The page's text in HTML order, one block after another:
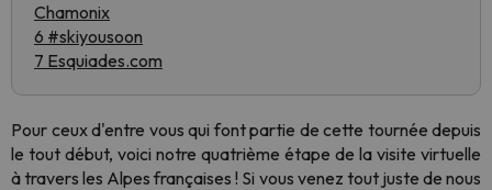
Chamonix
6 #skiyousoon
7 Esquiades.com
Pour ceux d'entre vous qui font partie de cette tournée depuis
le tout début, voici notre quatrième étape de la visite virtuelle
à travers les Alpes françaises ! Si vous venez tout juste de nous